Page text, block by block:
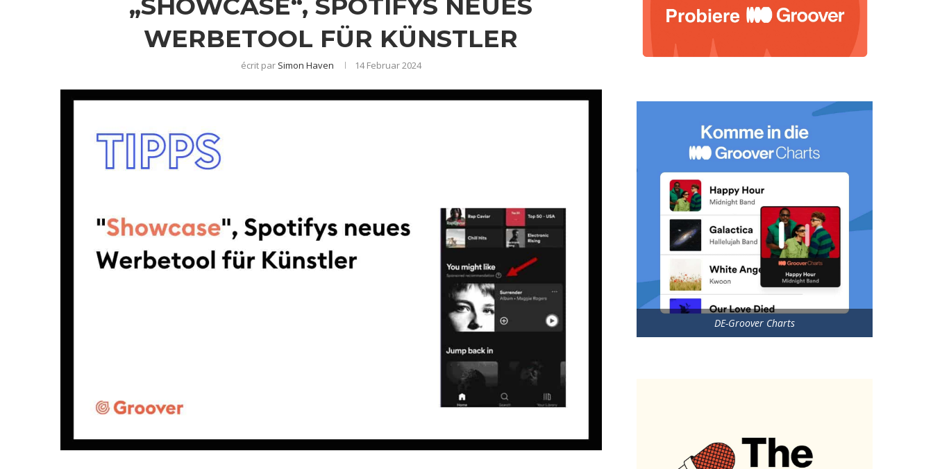
WERBETOOL FÜR KÜNSTLER
écrit par Simon Haven 14 Februar 2024
DE-Groover Charts